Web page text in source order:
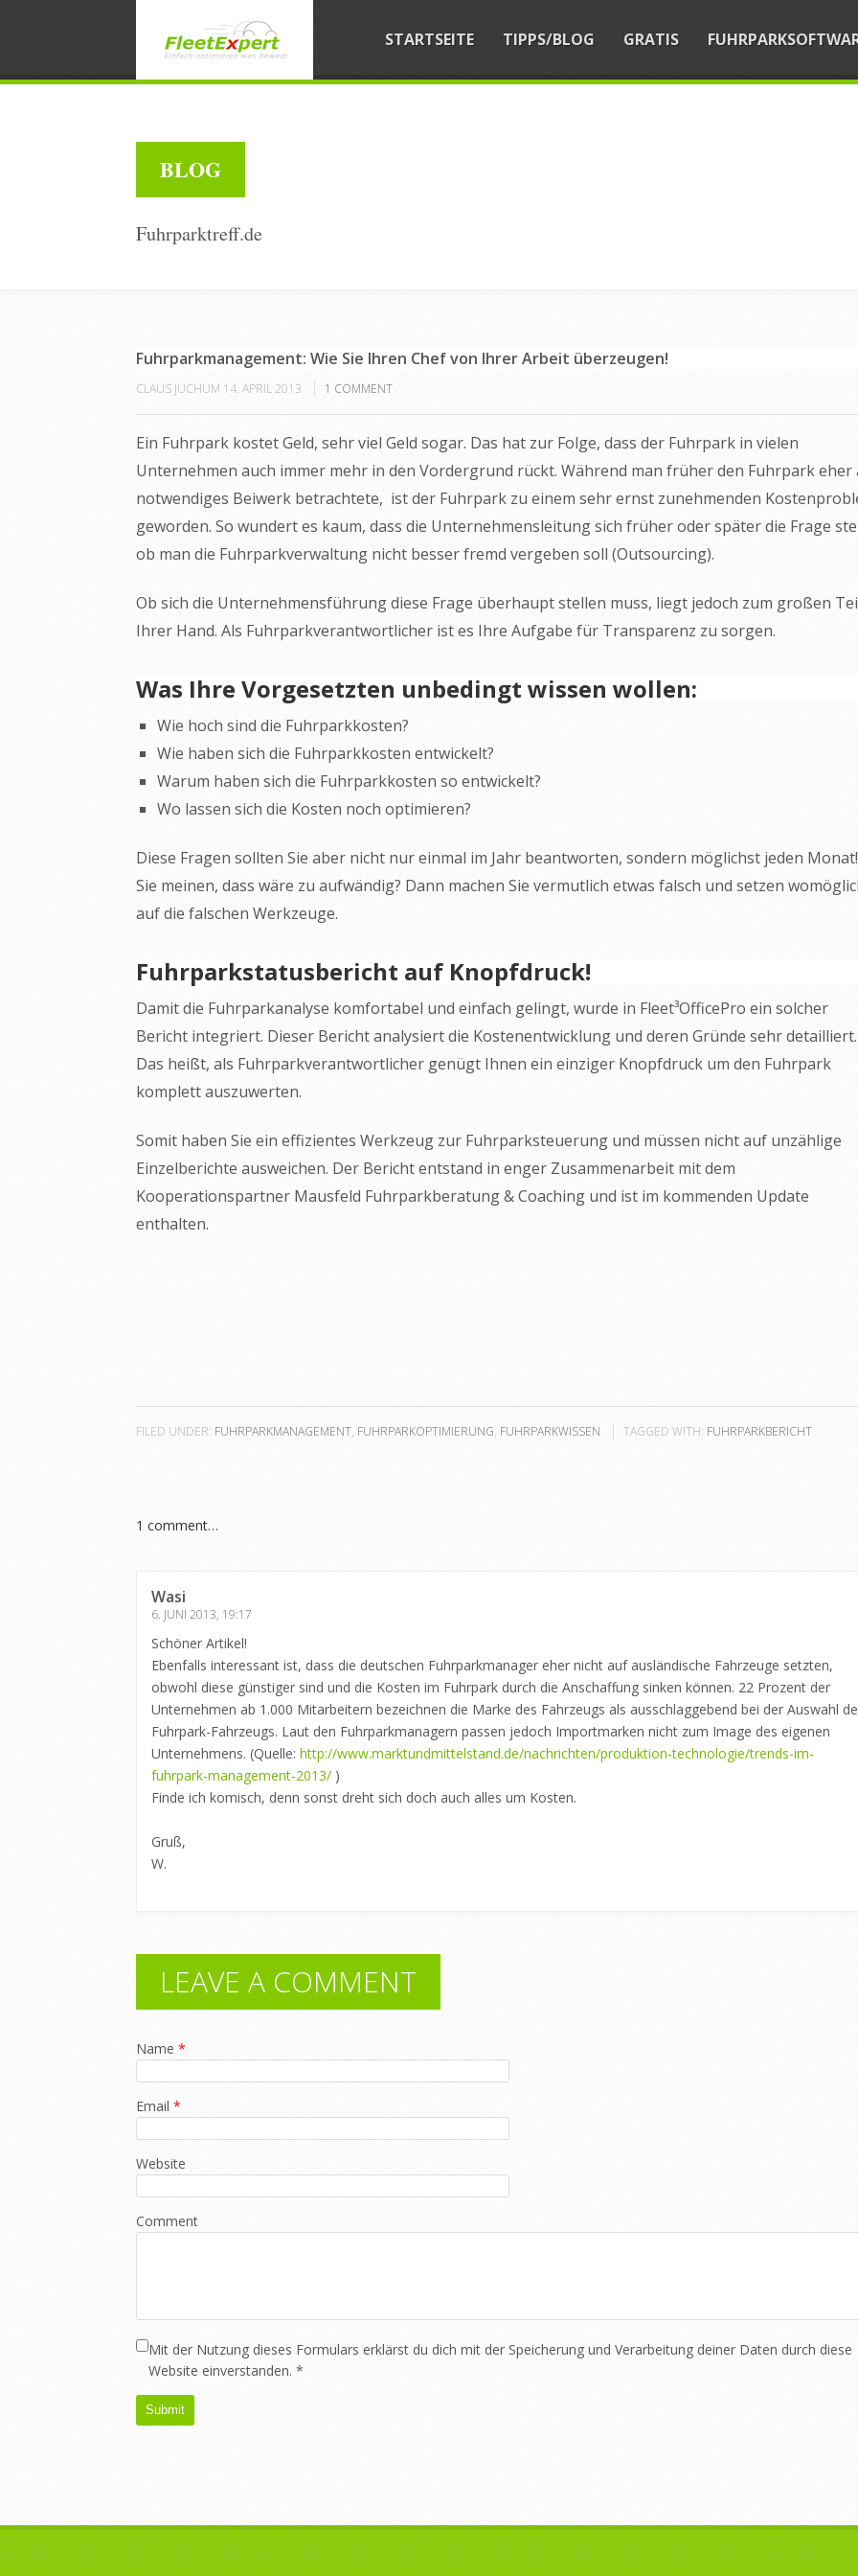
STARTSEITE TIPPS/BLOG GRATIS
BLOG
Fuhrparktreff.de
Fuhrparkmanagement: Wie Sie Ihren Chef von Ihrer Arbeit überzeugen!
CLAUS JUCHUM 14. APRIL 2013 1 COMMENT
Ein Fuhrpark kostet Geld, sehr viel Geld sogar. Das hat zur Folge, dass der Fuhrpark in vielen
Unternehmen auch immer mehr in den Vordergrund rückt. Während man früher den Fuhrpark eher
notwendiges Beiwerk betrachtete, ist der Fuhrpark zu einem sehr ernst zunehmenden
geworden. So wundert es kaum, dass die Unternehmensleitung sich früher oder später die Frage
ob man die Fuhrparkverwaltung nicht besser fremd vergeben soll (Outsourcing).
Ob sich die Unternehmensführung diese Frage überhaupt stellen muss, liegt jedoch zum großen
Ihrer Hand. Als Fuhrparkverantwortlicher ist es Ihre Aufgabe für Transparenz zu sorgen.
Was Ihre Vorgesetzten unbedingt wissen wollen:
Wie hoch sind die Fuhrparkkosten?
Wie haben sich die Fuhrparkkosten entwickelt?
Warum haben sich die Fuhrparkkosten so entwickelt?
Wo lassen sich die Kosten noch optimieren?
Diese Fragen sollten Sie aber nicht nur einmal im Jahr beantworten, sondern möglichst jeden Monat!
Sie meinen, dass wäre zu aufwändig? Dann machen Sie vermutlich etwas falsch und setzen
auf die falschen Werkzeuge.
Fuhrparkstatusbericht auf Knopfdruck!
Damit die Fuhrparkanalyse komfortabel und einfach gelingt, wurde in Fleet³OfficePro ein solcher
Bericht integriert. Dieser Bericht analysiert die Kostenentwicklung und deren Gründe sehr detailliert.
Das heißt, als Fuhrparkverantwortlicher genügt Ihnen ein einziger Knopfdruck um den Fuhrpark
komplett auszuwerten.
Somit haben Sie ein effizientes Werkzeug zur Fuhrparksteuerung und müssen nicht auf unzählige
Einzelberichte ausweichen. Der Bericht entstand in enger Zusammenarbeit mit dem
Kooperationspartner Mausfeld Fuhrparkberatung & Coaching und ist im kommenden Update
enthalten.
FILED UNDER: FUHRPARKMANAGEMENT, FUHRPARKOPTIMIERUNG, FUHRPARKWISSEN TAGGED WITH: FUHRPARKBERICHT
1 comment…
Wasi
6. JUNI 2013, 19:17
Schöner Artikel!
Ebenfalls interessant ist, dass die deutschen Fuhrparkmanager eher nicht auf ausländische Fahrzeuge setzten,
obwohl diese günstiger sind und die Kosten im Fuhrpark durch die Anschaffung sinken können. 22 Prozent der
Unternehmen ab 1.000 Mitarbeitern bezeichnen die Marke des Fahrzeugs als ausschlaggebend bei der Auswahl
Fuhrpark-Fahrzeugs. Laut den Fuhrparkmanagern passen jedoch Importmarken nicht zum Image des eigenen
Unternehmens. (Quelle: http://www.marktundmittelstand.de/nachrichten/produktion-technologie/trends-im-
fuhrpark-management-2013/ )
Finde ich komisch, denn sonst dreht sich doch auch alles um Kosten.
Gruß,
W.
LEAVE A COMMENT
Name *
Email *
Website
Comment
Mit der Nutzung dieses Formulars erklärst du dich mit der Speicherung und Verarbeitung deiner Daten durch diese
Website einverstanden. *